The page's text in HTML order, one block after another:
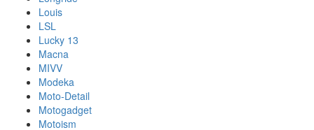
Louis
LSL
Lucky 13
Macna
MIVV
Modeka
Moto-Detail
Motogadget
Motoism